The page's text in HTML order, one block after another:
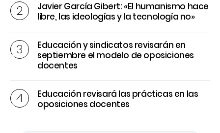
Javier García Gibert: «El humanismo hace
libre, las ideologías y la tecnología no»
Educación y sindicatos revisarán en
septiembre el modelo de oposiciones
docentes
Educación revisará las prácticas en las
oposiciones docentes